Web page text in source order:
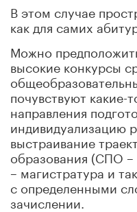
В этом случае
как для самих
Можно
высокие конкурсы
почувствуют какие-
направления
индивидуализацию
выстраивание
образования (СПО –
– магистратура и
с определенными
зачислении.